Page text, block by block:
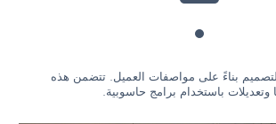
التصميم بناءً على مواصفات العميل. تتضمن هذه
باستخدام برامج حاسوبية.